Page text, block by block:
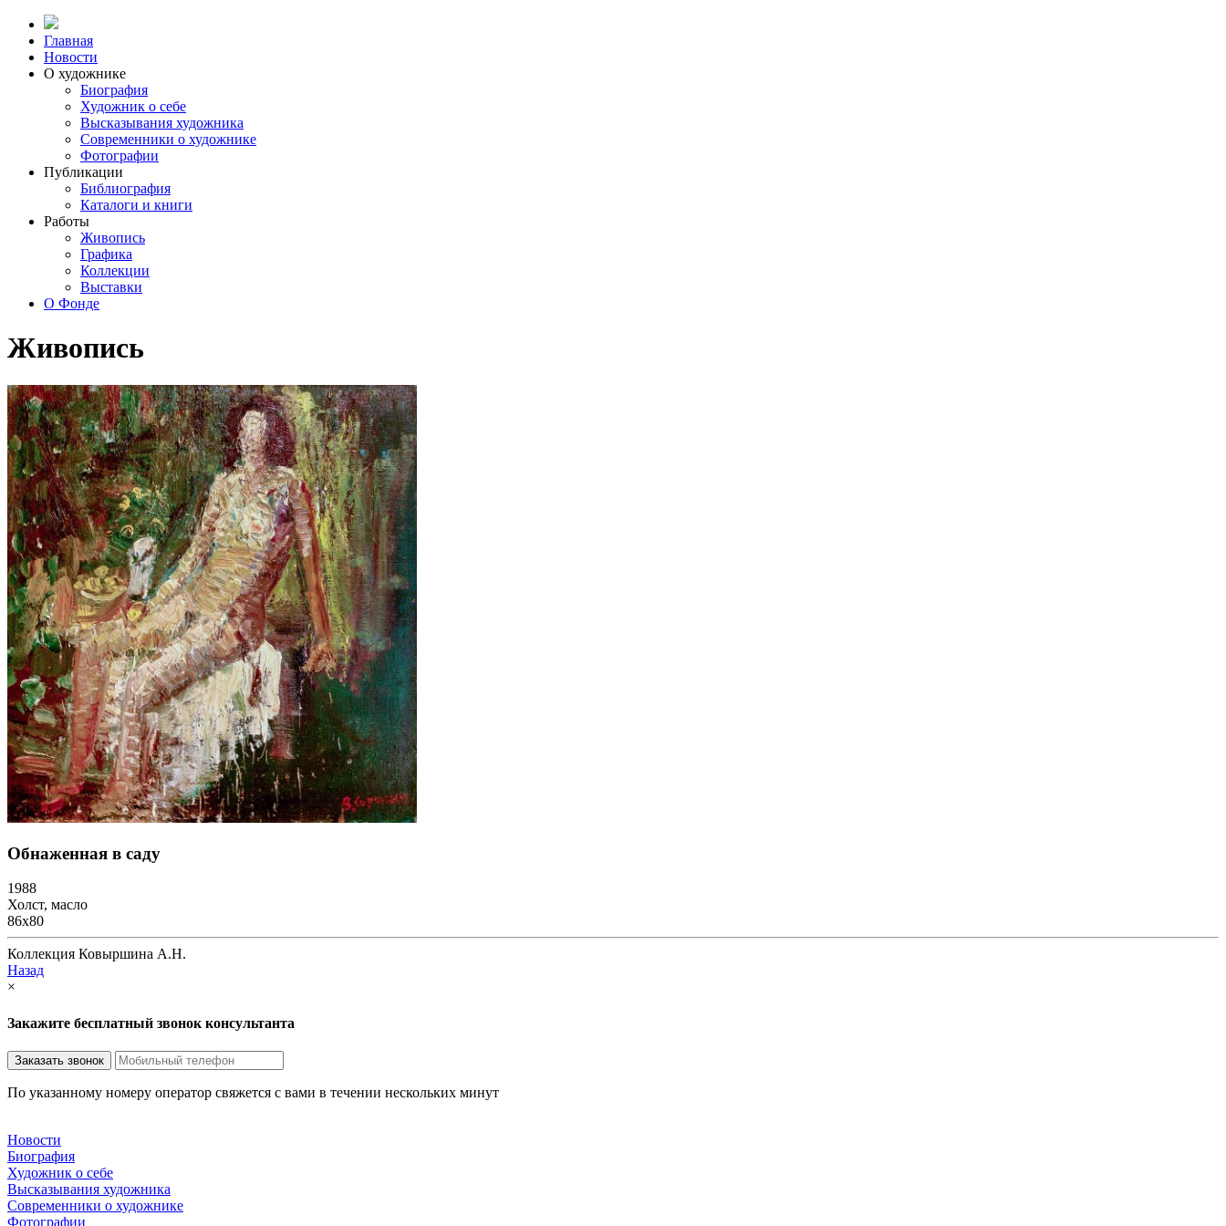
Главная
Новости
О художнике
Биография
Художник о себе
Выcказывания художника
Современники о художнике
Фотографии
Публикации
Библиография
Каталоги и книги
Работы
Живопись
Графика
Коллекции
Выставки
О Фонде
Живопись
Обнаженная в саду
1988
Холст, масло
86х80
Коллекция Ковыршина А.Н.
Назад
×
Закажите бесплатный звонок консультанта
По указанному номеру оператор свяжется с вами в течении нескольких минут
Новости
Биография
Художник о себе
Выcказывания художника
Современники о художнике
Фотографии